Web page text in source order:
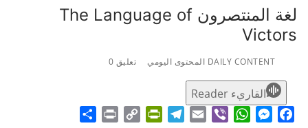
لغة المنتصرون The Language of
Victors
DAILY CONTENT المحتوى اليومي تعليق 0
القاريء Reader
Facebook
Messenger
WhatsApp
Viber
Email
Telegram
PrintFriendly
Copy
Print